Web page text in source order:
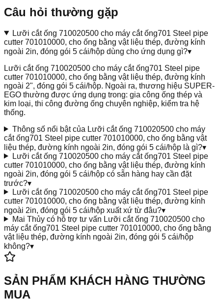
Câu hỏi thường gặp
Lưỡi cắt ống 710020500 cho máy cắt ống701 Steel pipe
cutter 701010000, cho ống bằng vật liệu thép, đường kính
ngoài 2in, đóng gói 5 cái/hộp dùng cho ứng dụng gì?▾
Lưỡi cắt ống 710020500 cho máy cắt ống701 Steel pipe
cutter 701010000, cho ống bằng vật liệu thép, đường kính
ngoài 2", đóng gói 5 cái/hộp. Ngoài ra, thương hiệu SUPER-
EGO thường được ứng dụng trong: gia công ống thép và
kim loại, thi công đường ống chuyên nghiệp, kiểm tra hệ
thống.
Thông số nổi bật của Lưỡi cắt ống 710020500 cho máy
cắt ống701 Steel pipe cutter 701010000, cho ống bằng vật
liệu thép, đường kính ngoài 2in, đóng gói 5 cái/hộp là gì?▾
Lưỡi cắt ống 710020500 cho máy cắt ống701 Steel pipe
cutter 701010000, cho ống bằng vật liệu thép, đường kính
ngoài 2in, đóng gói 5 cái/hộp có sẵn hàng hay cần đặt
trước?▾
Lưỡi cắt ống 710020500 cho máy cắt ống701 Steel pipe
cutter 701010000, cho ống bằng vật liệu thép, đường kính
ngoài 2in, đóng gói 5 cái/hộp xuất xứ từ đâu?▾
Mai Thủy có hỗ trợ tư vấn Lưỡi cắt ống 710020500 cho
máy cắt ống701 Steel pipe cutter 701010000, cho ống bằng
vật liệu thép, đường kính ngoài 2in, đóng gói 5 cái/hộp
không?▾
SẢN PHẨM KHÁCH HÀNG THƯỜNG
MUA